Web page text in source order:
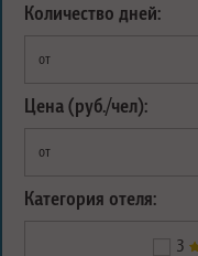
Количество дней:
от
Цена (руб./чел):
от
Категория отеля:
3